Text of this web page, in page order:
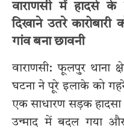
वाराणसी में हादसे के
दिखाने उतरे
गांव बना छावनी
वाराणसी: फूलपुर थाना
घटना ने पूरे इलाके को
एक साधारण सड़क
उन्माद में बदल गया